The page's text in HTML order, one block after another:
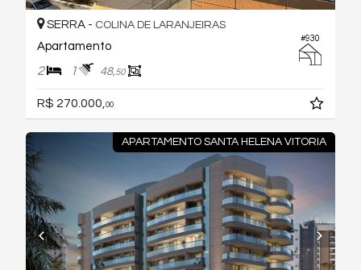
#930
SERRA - COLINA DE LARANJEIRAS
Apartamento
2 1 48,50
R$ 270.000, 00
APARTAMENTO SANTA HELENA VITORIA